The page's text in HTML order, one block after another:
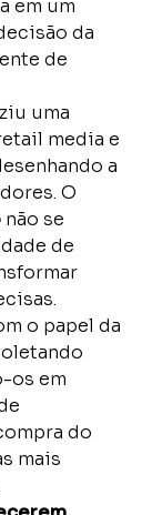
em um
da
de
uma
media e
a
O
não se
de
o papel da
os em
do
mais